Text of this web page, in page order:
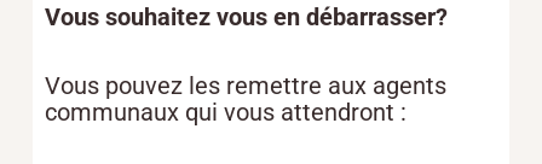
Vous souhaitez vous en débarrasser?
Vous pouvez les remettre aux agents
communaux qui vous attendront :